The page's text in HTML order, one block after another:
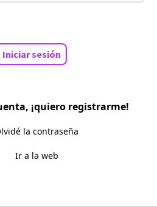
Iniciar sesión
¡quiero registrarme!
la contraseña
Ir a la web